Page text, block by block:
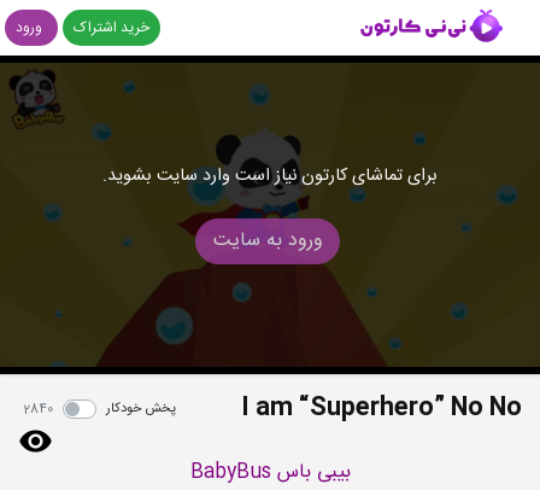
خرید اشتراک ورود
برای تماشای کارتون نیاز است وارد سایت بشوید.
ورود به سایت
I am “Superhero” No No پخش خودکار 2840
بیبی باس BabyBus